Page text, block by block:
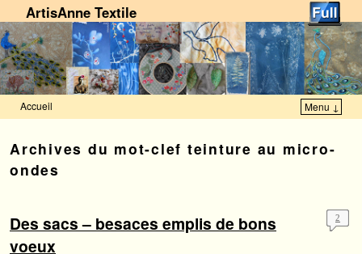
ArtisAnne Textile
Accueil Menu ↓
Archives du mot-clef teinture au micro-
ondes
Des sacs – besaces emplis de bons
voeux
2